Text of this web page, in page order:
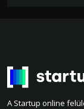
A Startup online